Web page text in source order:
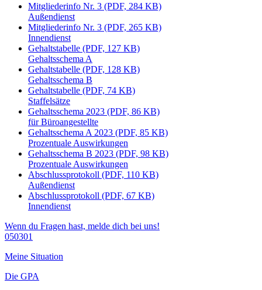
Mitgliederinfo Nr. 3 (PDF, 284 KB)
Außendienst
Mitgliederinfo Nr. 3 (PDF, 265 KB)
Innendienst
Gehaltstabelle (PDF, 127 KB)
Gehaltsschema A
Gehaltstabelle (PDF, 128 KB)
Gehaltsschema B
Gehaltstabelle (PDF, 74 KB)
Staffelsätze
Gehaltsschema 2023 (PDF, 86 KB)
für Büroangestellte
Gehaltsschema A 2023 (PDF, 85 KB)
Prozentuale Auswirkungen
Gehaltsschema B 2023 (PDF, 98 KB)
Prozentuale Auswirkungen
Abschlussprotokoll (PDF, 110 KB)
Außendienst
Abschlussprotokoll (PDF, 67 KB)
Innendienst
Wenn du Fragen hast, melde dich bei uns!
050301
Meine Situation
Die GPA